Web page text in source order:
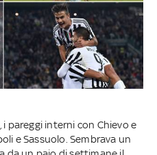
pareggi interni con Chievo e
e Sassuolo. Sembrava un